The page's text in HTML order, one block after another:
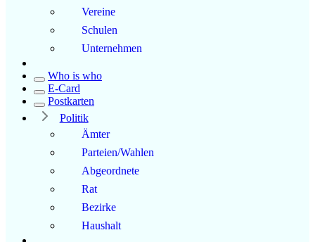
Vereine
Schulen
Unternehmen
Who is who
E-Card
Postkarten
Politik
Ämter
Parteien/Wahlen
Abgeordnete
Rat
Bezirke
Haushalt